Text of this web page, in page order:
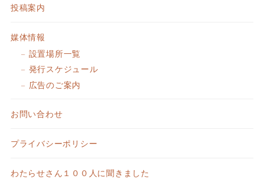
投稿案内
媒体情報
設置場所一覧
発行スケジュール
広告のご案内
お問い合わせ
プライバシーポリシー
わたらせさん１００人に聞きました